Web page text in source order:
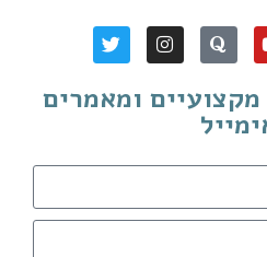
ומאמרים